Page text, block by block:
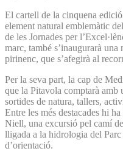
El cartell de la cinquena
element natural emblemàtic
de les Jornades per
marc, també s’inaugurarà
pirinenc, que s’afegirà al
Per la seva part, la cap de
que la Pitavola comptarà
sortides de natura, tallers,
Entre les més destacades hi
Niell, una excursió pel camí
lligada a la hidrologia del
d’orientació.